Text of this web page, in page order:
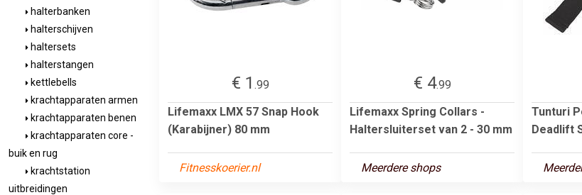
halterbanken
halterschijven
haltersets
halterstangen
kettlebells
krachtapparaten armen
krachtapparaten benen
krachtapparaten core -
buik en rug
krachtstation
uitbreidingen
€ 1 .99
Lifemaxx LMX 57 Snap Hook
(Karabijner) 80 mm
Fitnesskoerier.nl
€ 4.99
Lifemaxx Spring Collars -
Haltersluiterset van 2 - 30 mm
Meerdere shops
Tunturi
Deadlift